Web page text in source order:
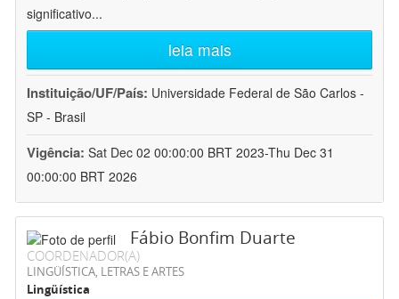
significativo...
leia mais
Instituição/UF/País: Universidade Federal de São Carlos -
SP - Brasil
Vigência: Sat Dec 02 00:00:00 BRT 2023-Thu Dec 31
00:00:00 BRT 2026
Fábio Bonfim Duarte
COORDENADOR(A)
LINGÜÍSTICA, LETRAS E ARTES
Lingüística